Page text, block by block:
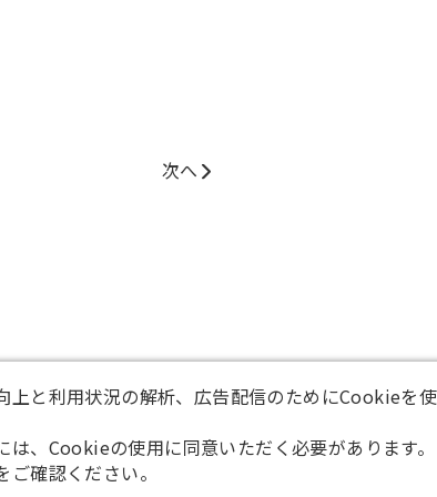
次へ
上と利用状況の解析、広告配信のためにCookieを
は、Cookieの使用に同意いただく必要があります。
ご確認ください。